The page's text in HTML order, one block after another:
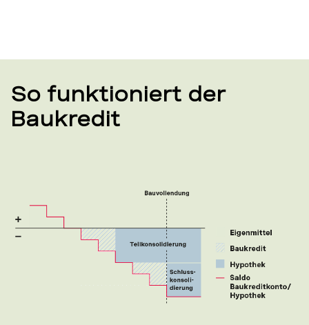
So funktioniert der
Baukredit